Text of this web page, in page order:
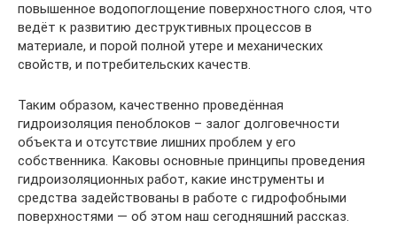
повышенное водопоглощение поверхностного слоя, что
ведёт к развитию деструктивных процессов в
материале, и порой полной утере и механических
свойств, и потребительских качеств.
Таким образом, качественно проведённая
гидроизоляция пеноблоков – залог долговечности
объекта и отсутствие лишних проблем у его
собственника. Каковы основные принципы проведения
гидроизоляционных работ, какие инструменты и
средства задействованы в работе с гидрофобными
поверхностями — об этом наш сегодняшний рассказ.